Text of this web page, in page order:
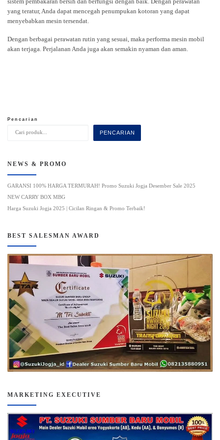
yang teratur, Anda dapat mencegah penumpukan kotoran yang dapat
menyebabkan mesin tersendat.
Dengan berbagai perawatan rutin yang sesuai, maka performa mesin mobil
akan terjaga. Perjalanan Anda juga akan semakin nyaman dan aman.
Pencarian
PENCARIAN
NEWS & PROMO
GARANSI 100% HARGA TERMURAH! Promo Suzuki Jogja Desember Sale 2025
NEW CARRY BOX MBG
Harga Suzuki Jogja 2025 | Cicilan Ringan & Promo Terbaik!
BEST SALESMAN AWARD
MARKETING EXECUTIVE